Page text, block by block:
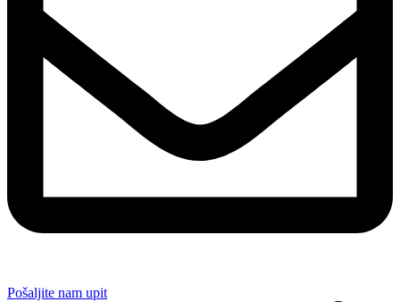
Pošaljite nam upit